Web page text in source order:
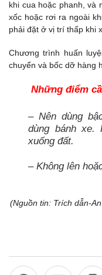
khi cua hoặc phanh, và
xốc hoặc rơi ra ngoài
phải đặt ở vị trí thấp khi
Chương trình huấn
chuyển và bốc dỡ hàng
Những điểm
– Nên dùng
dùng bánh xe.
xuống đất.
– Không lên
(Nguồn tin: Trích dẫn-